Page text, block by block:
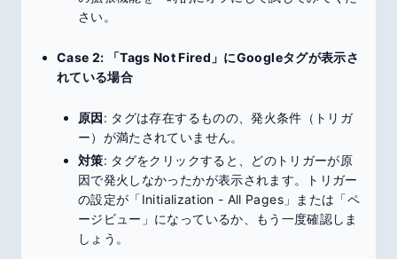
さい。
Case 2: 「Tags Not Fired」にGoogleタグが表示さ
れている場合
原因: タグは存在するものの、発火条件（トリガ
ー）が満たされていません。
対策: タグをクリックすると、どのトリガーが原
因で発火しなかったかが表示されます。トリガー
の設定が「Initialization - All Pages」または「ペ
ージビュー」になっているか、もう一度確認しま
しょう。